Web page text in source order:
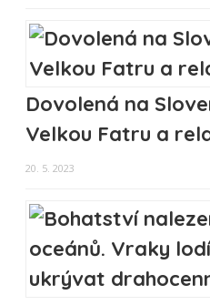
Dovolená na
Velkou Fatru a
20. 5. 2023